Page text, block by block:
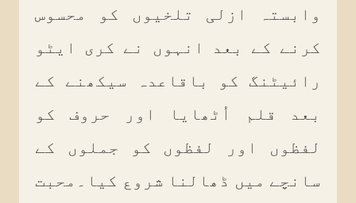
وابستہ ازلی تلخیوں کو محسوس
کرنے کے بعد انہوں نے کری ایٹو
رائیٹنگ کو باقاعدہ سیکھنے کے
بعد قلم اُٹھایا اور حروف کو
لفظوں اور لفظوں کو جملوں کے
سانچے میں ڈھالنا شروع کیا۔محبت